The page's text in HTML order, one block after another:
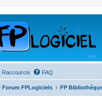
Raccourcis FAQ
Forum FPLogiciels FP